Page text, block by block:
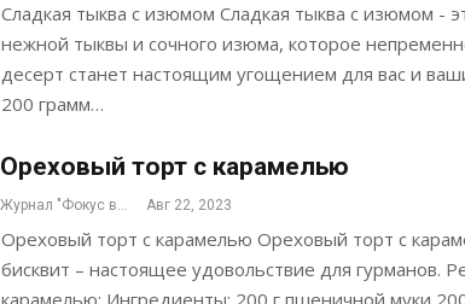
Сладкая тыква с изюмом Сладкая тыква с изюмом -
нежной тыквы и сочного изюма, которое
десерт станет настоящим угощением для вас и
200 грамм…
Ореховый торт с карамелью
Журнал "Фокус внимания" Авг 22, 2023
Ореховый торт с карамелью Ореховый торт с
бисквит – настоящее удовольствие для гурманов.